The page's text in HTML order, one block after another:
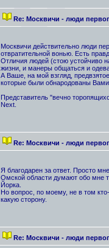
Re: Москвичи - люди
Москвичи действительно люди
отвратительной вонью. Есть
Отличия людей (стою устойчиво
жизни, и манеры общаться и
А Ваше, на мой взгляд,
которые были обнародованы
Представитель "вечно
Next.
Re: Москвичи - люди
Я благодарен за ответ. Просто
Омской области думают обо мне
Йорка.
Но вопрос, по моему, не в том
какую сторону.
Re: Москвичи - люди